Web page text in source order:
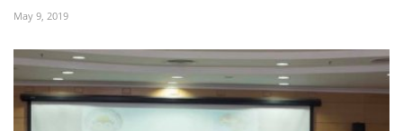
May 9, 2019